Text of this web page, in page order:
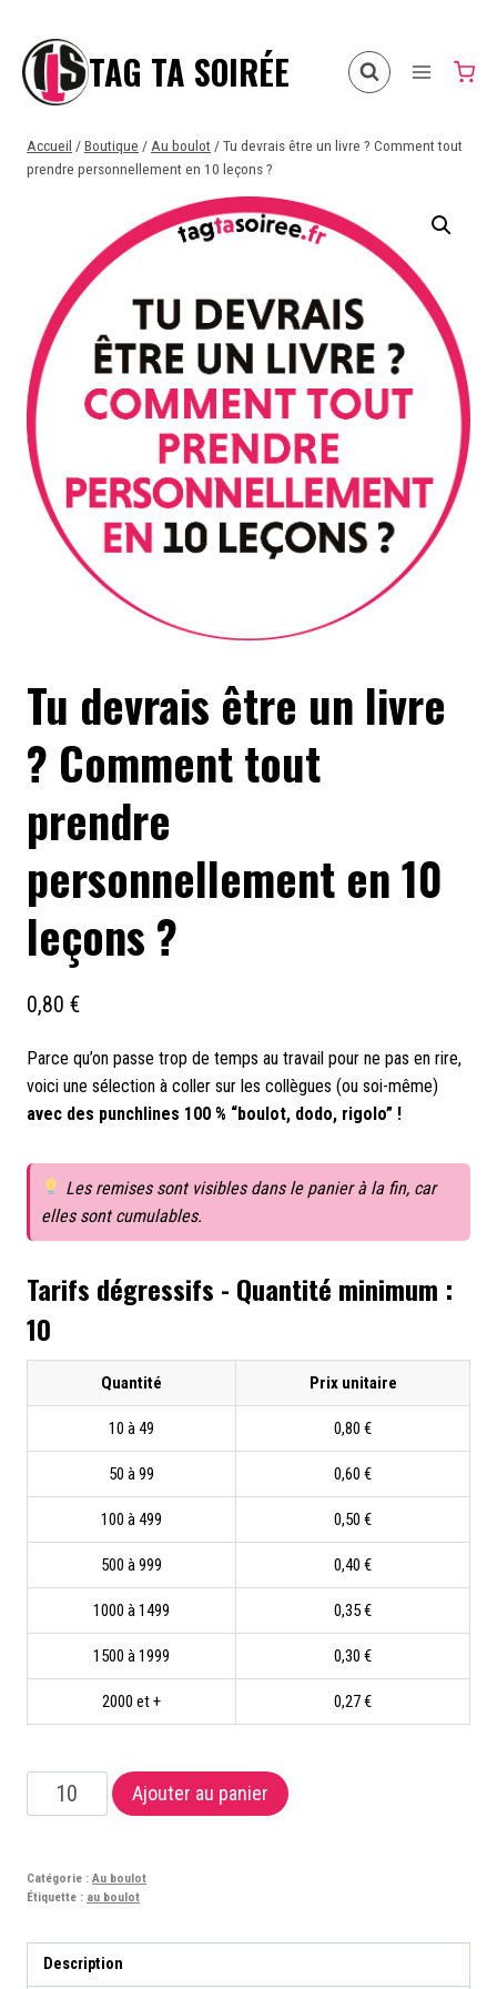
contenu
TAG TA SOIRÉE
Accueil /Boutique / Au boulot /Tu devrais être un livre ? Comment tout
prendre personnellement en 10 leçons ?
Tu devrais être un livre
? Comment tout
prendre
personnellement en 10
leçons ?
0,80 €
Parce qu’on passe trop de temps au travail pour ne pas en rire,
voici une sélection à coller sur les collègues (ou soi-même)
avec des punchlines 100 % “boulot, dodo, rigolo” !
Les remises sont visibles dans le panier à la fin, car
elles sont cumulables.
Tarifs dégressifs - Quantité minimum :
10
Quantité Prix unitaire
10 à 49 0,80 €
50 à 99 0,60 €
100 à 499 0,50 €
500 à 999 0,40 €
1000 à 1499 0,35 €
1500 à 1999 0,30 €
2000 et + 0,27 €
quantité
de
être
Ajouter au panier
Catégorie : Au boulot
Étiquette : au boulot
Description